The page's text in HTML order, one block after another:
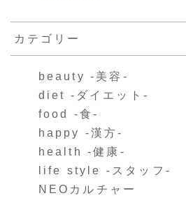
カテゴリー
beauty -美容-
diet -ダイエット-
food -食-
happy -漢方-
health -健康-
life style -スタッフ-
NEOカルチャー